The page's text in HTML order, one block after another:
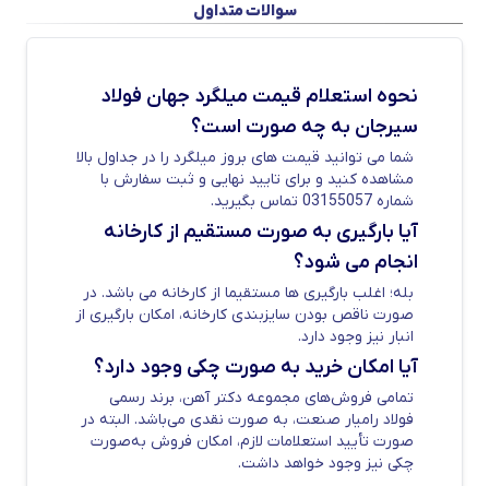
18001 بوده و با برخورداری از خطوط تولید مدرن،
آزمایشگاه‌های کنترل کیفی، و نیروی متخصص،
توانسته در پروژه‌های عمرانی بزرگ ملی نقش
مؤثری ایفا کند. همچنین، تصاویر خط تولید و
محوطه صنعتی جهان فولاد سیرجان نشان‌دهنده
وسعت و مقیاس بالای این مجموعه در صنعت
فولاد کشور است. شما می توانید انواع میلگرد
جهان فولاد سیرجان را با کمترین قیمت ممکن از
دکتر آهنتهیه کنید. برای ارتباط با کارشناسان
فروش و اطلاع از قیمت میلگرد با شماره
03155057 تماس بگیرید.
سوالات متداول
نحوه استعلام قیمت میلگرد جهان فولاد
سیرجان به چه صورت است؟
شما می توانید قیمت های بروز میلگرد را در جداول بالا
مشاهده کنید و برای تایید نهایی و ثبت سفارش با
شماره 03155057 تماس بگیرید.
آیا بارگیری به صورت مستقیم از کارخانه
انجام می شود؟
بله؛ اغلب بارگیری ها مستقیما از کارخانه می باشد. در
صورت ناقص بودن سایزبندی کارخانه، امکان بارگیری از
انبار نیز وجود دارد.
آیا امکان خرید به صورت چکی وجود دارد؟
تمامی فروش‌های مجموعه دکتر آهن، برند رسمی
فولاد رامیار صنعت، به صورت نقدی می‌باشد. البته در
صورت تأیید استعلامات لازم، امکان فروش به‌صورت
چکی نیز وجود خواهد داشت.